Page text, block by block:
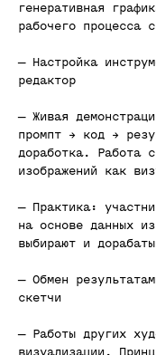
генеративная
рабочего процесса
— Настройка
редактор
— Живая
промпт → код →
доработка. Работа
изображений как
— Практика:
на основе данных
выбирают и
— Обмен
скетчи
— Работы других
визуализации.